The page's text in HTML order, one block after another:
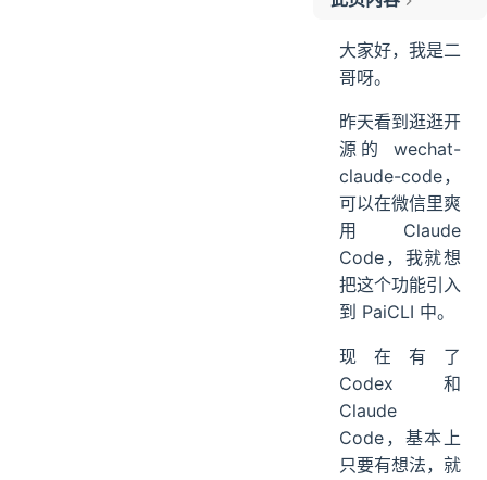
03、开发和测试
消息引擎
Agent
输出适配
大家好，我是二
哥呀。
昨天看到逛逛开
源的 wechat-
claude-code，
可以在微信里爽
用 Claude
Code，我就想
把这个功能引入
到 PaiCLI 中。
现在有了
Codex 和
Claude
Code，基本上
只要有想法，就